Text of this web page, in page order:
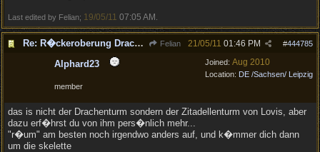
Last edited by Felian; 19/05/11 07:05 AM
Re: R�ckeroberung Drachenturm: Skelette auf der Br�cke Felian #444785
21/05/11 01:46 PM
Joined: Aug 2010
Location: DE /Sachsen/ Leipzig
Alphard23
member
das is nicht der Drachenturm sondern der Zitadellenturm von Lovis, aber
dazu erf�hrst du von ihm pers�nlich mehr...
"r�um" am besten noch irgendwo anders auf, und k�mmer dich dann
um die skelette